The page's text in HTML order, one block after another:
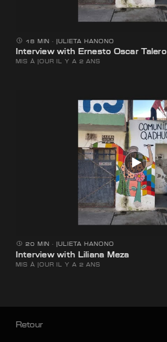
18 MIN ⋅ JULIETA HANONO
Interview with Ernesto Oscar Talero
MIS À JOUR IL Y A 2 ANS
20 MIN ⋅ JULIETA HANONO
Interview with Liliana Meza
MIS À JOUR IL Y A 2 ANS
Retour